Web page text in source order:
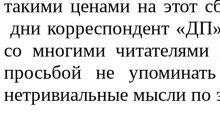
такими ценами на этот
дни корреспондент
со многими
просьбой не
нетривиальные мысли по